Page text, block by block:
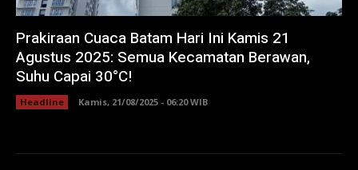
Prakiraan Cuaca Batam Hari Ini Kamis 21
Agustus 2025: Semua Kecamatan Berawan,
Suhu Capai 30°C!
Headline Kamis, 21/08/2025 - 06:20 WIB